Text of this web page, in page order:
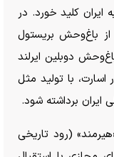
ایران کلید خورد. در
از باغ‌وحش بریستول
دوبلین ایرلند
با تولید مثل
ایران برداشته شود.
(رود تاریخی